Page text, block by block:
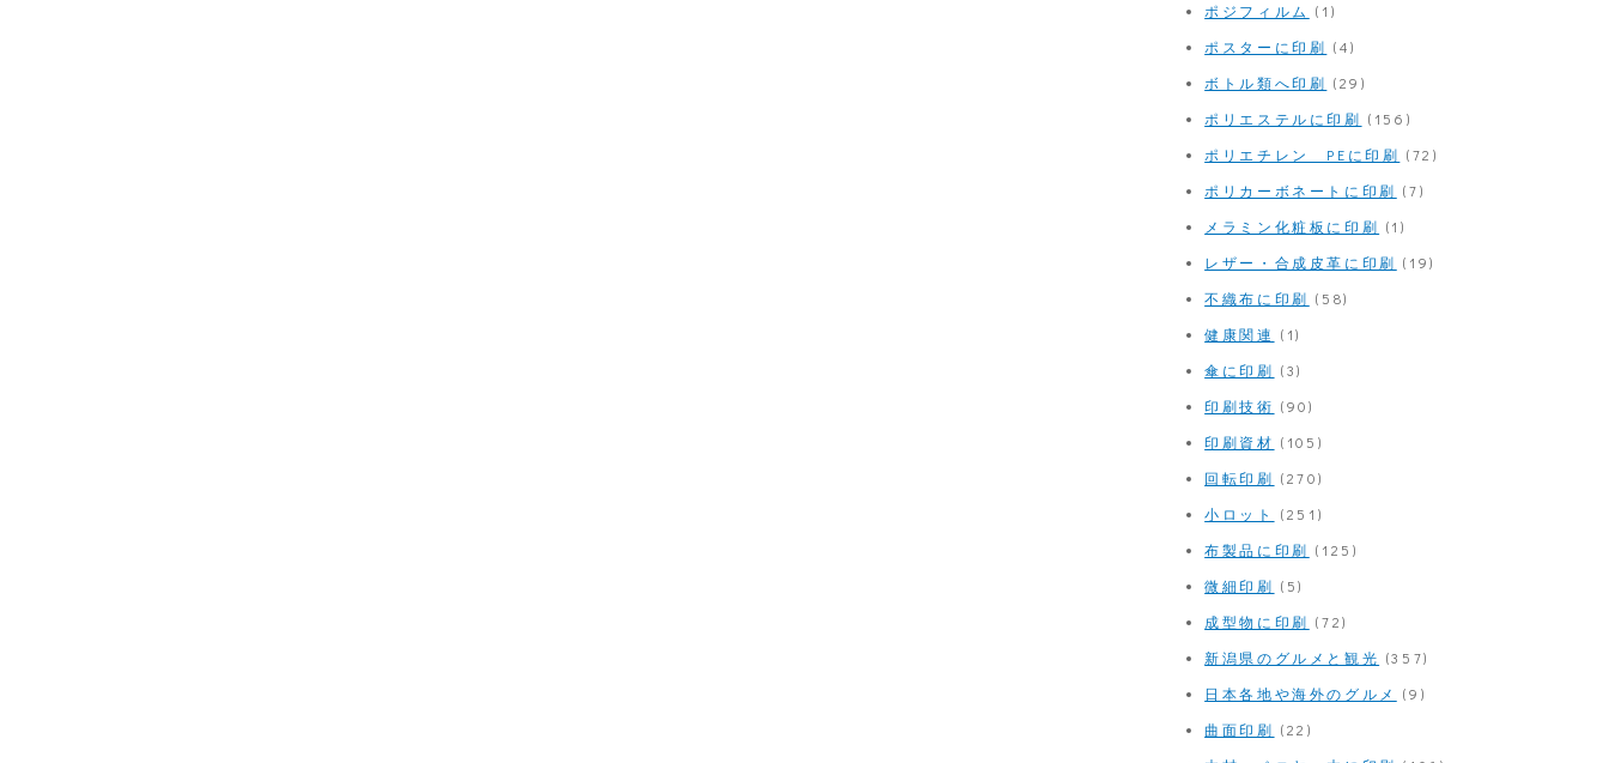
ポジフィルム (1)
ポスターに印刷 (4)
ボトル類へ印刷 (29)
ポリエステルに印刷 (156)
ポリエチレン PEに印刷 (72)
ポリカーボネートに印刷 (7)
メラミン化粧板に印刷 (1)
レザー・合成皮革に印刷 (19)
不織布に印刷 (58)
健康関連 (1)
傘に印刷 (3)
印刷技術 (90)
印刷資材 (105)
回転印刷 (270)
小ロット
(251)
布製品に印刷 (125)
微細印刷 (5)
成型物に印刷 (72)
新潟県のグルメと観光 (357)
日本各地や海外のグルメ
(9)
曲面印刷 (22)